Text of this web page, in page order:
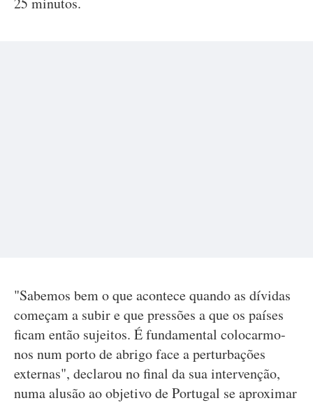
"Sabemos bem o que acontece quando as dívidas
começam a subir e que pressões a que os países
ficam então sujeitos. É fundamental colocarmo-
nos num porto de abrigo face a perturbações
externas", declarou no final da sua intervenção,
numa alusão ao objetivo de Portugal se aproximar